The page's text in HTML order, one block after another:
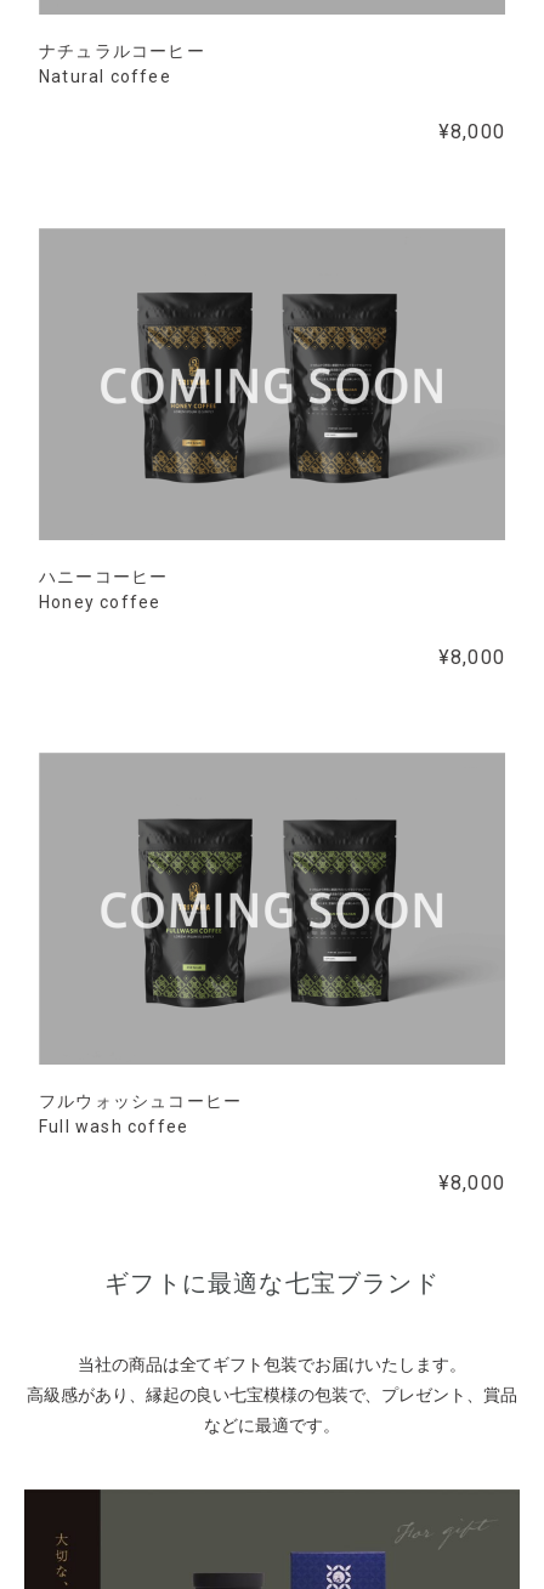
ナチュラルコーヒー
Natural coffee
¥8,000
ハニーコーヒー
Honey coffee
¥8,000
フルウォッシュコーヒー
Full wash coffee
¥8,000
ギフトに最適な七宝ブランド
当社の商品は全てギフト包装でお届けいたします。
高級感があり、縁起の良い七宝模様の包装で、プレゼント、賞品
などに最適です。